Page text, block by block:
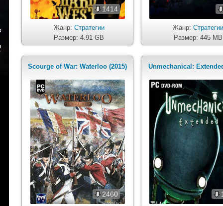
1414
Жанр: Стратегии
Размер: 4.91 GB
Жанр:
Размер: 445 MB
Scourge of War: Waterloo (2015)
2460
Unmechanical: